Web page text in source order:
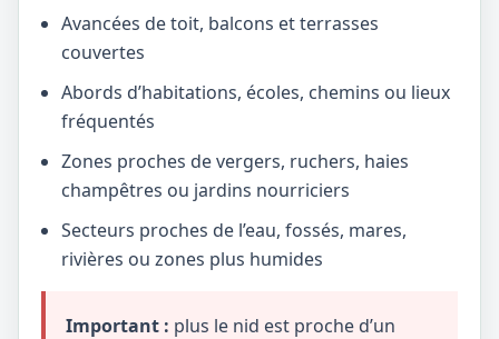
Avancées de toit, balcons et terrasses
couvertes
Abords d’habitations, écoles, chemins ou lieux
fréquentés
Zones proches de vergers, ruchers, haies
champêtres ou jardins nourriciers
Secteurs proches de l’eau, fossés, mares,
rivières ou zones plus humides
Important : plus le nid est proche d’un